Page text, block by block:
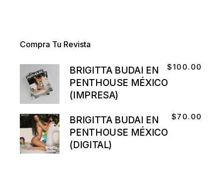
Compra Tu Revista
BRIGITTA BUDAI EN
PENTHOUSE MÉXICO
(IMPRESA)
$100.00
BRIGITTA BUDAI EN
PENTHOUSE MÉXICO
(DIGITAL)
$70.00